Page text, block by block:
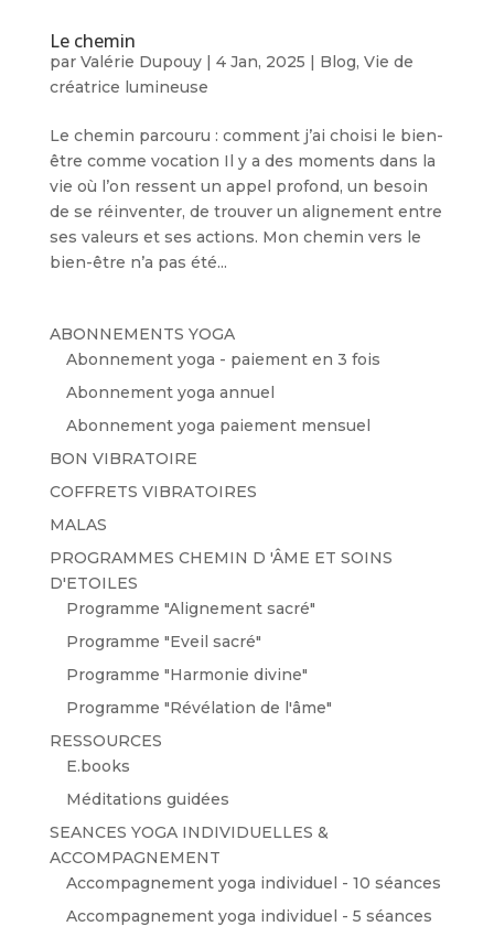
Le chemin
par Valérie Dupouy| 4 Jan, 2025 Blog, Vie de
créatrice lumineuse
Le chemin parcouru : comment j’ai choisi le bien-
être comme vocation Il y a des moments dans la
vie où l’on ressent un appel profond, un besoin
de se réinventer, de trouver un alignement entre
ses valeurs et ses actions. Mon chemin vers le
bien-être n’a pas été...
ABONNEMENTS YOGA
Abonnement yoga - paiement en 3 fois
Abonnement yoga annuel
Abonnement yoga paiement mensuel
BON VIBRATOIRE
COFFRETS VIBRATOIRES
MALAS
PROGRAMMES CHEMIN D 'ÂME ET SOINS
D'ETOILES
Programme "Alignement sacré"
Programme "Eveil sacré"
Programme "Harmonie divine"
Programme "Révélation de l'âme"
RESSOURCES
E.books
Méditations guidées
SEANCES YOGA INDIVIDUELLES &
ACCOMPAGNEMENT
Accompagnement yoga individuel - 10 séances
Accompagnement yoga individuel - 5 séances